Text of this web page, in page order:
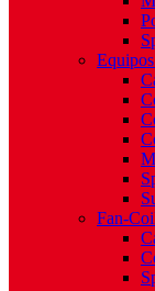
Fan-